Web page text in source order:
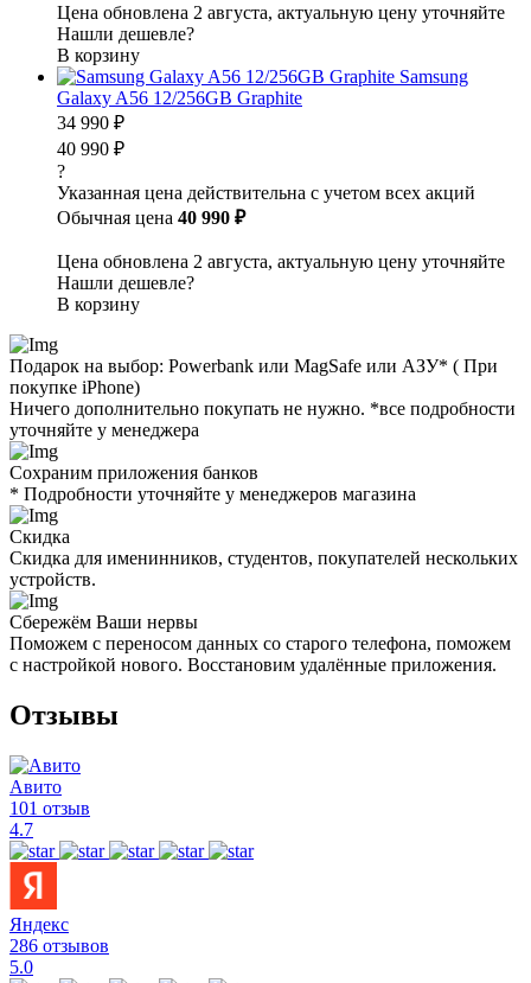
Цена обновлена 2 августа, актуальную цену уточняйте
Нашли дешевле?
В корзину
Samsung
Galaxy A56 12/256GB Graphite
34 990 ₽
40 990 ₽
?
Указанная цена действительна с учетом всех акций
Обычная цена 40 990 ₽
Цена обновлена 2 августа, актуальную цену уточняйте
Нашли дешевле?
В корзину
Подарок на выбор: Powerbank или MagSafe или AЗУ* ( При
покупке iPhone)
Ничего дополнительно покупать не нужно. *все подробности
уточняйте у менеджера
Сохраним приложения банков
* Подробности уточняйте у менеджеров магазина
Скидка
Скидка для именинников, студентов, покупателей нескольких
устройств.
Сбережём Ваши нервы
Поможем с переносом данных со старого телефона, поможем
с настройкой нового. Восстановим удалённые приложения.
Отзывы
Авито
101 отзыв
4.7
Яндекс
286 отзывов
5.0